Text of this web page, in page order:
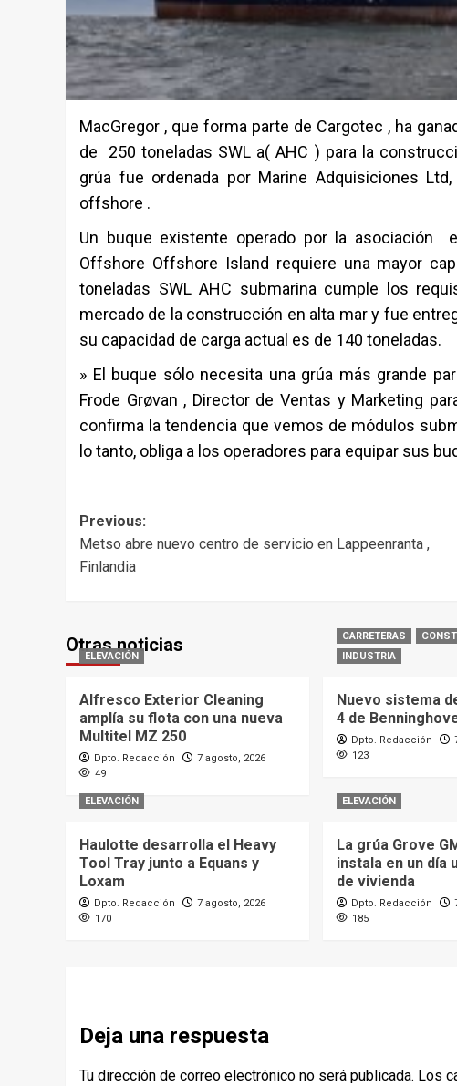
MacGregor , que forma parte de Cargotec , ha
de 250 toneladas SWL a( AHC ) para la
grúa fue ordenada por Marine Adquisiciones
offshore .
Un buque existente operado por la asociación
Offshore Offshore Island requiere una mayor
toneladas SWL AHC submarina cumple los
mercado de la construcción en alta mar y fue
su capacidad de carga actual es de 140 toneladas.
» El buque sólo necesita una grúa más grande
Frode Grøvan , Director de Ventas y Marketing
confirma la tendencia que vemos de módulos
lo tanto, obliga a los operadores para equipar sus
Post
navigation
Previous:
Metso abre nuevo centro de servicio en Lappeenranta ,
Finlandia
Otras noticias
ELEVACIÓN
Alfresco Exterior Cleaning
amplía su flota con una nueva
Multitel MZ 250
Dpto. Redacción
7 agosto, 2026
49
CARRETERAS
INDUSTRIA
Nuevo sistema
4 de
Dpto. Redacción
123
ELEVACIÓN
Haulotte desarrolla el Heavy
Tool Tray junto a Equans y
Loxam
Dpto. Redacción
7 agosto, 2026
170
ELEVACIÓN
La grúa Grove
instala en un día
de vivienda
Dpto. Redacción
185
Deja una respuesta
Tu dirección de correo electrónico no será publicada. Los